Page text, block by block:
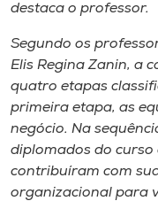
destaca o professor.
Segundo os
Elis Regina Zanin, a
quatro etapas
primeira etapa, as
negócio. Na
diplomados do curso
contribuíram com
organizacional para